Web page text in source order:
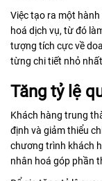
Việc tạo ra một
hoá dịch vụ, từ đó
tượng tích cực về
từng chi tiết nhỏ
Tăng tỷ lệ
Khách hàng trung
định và giảm thiểu
chương trình khách
nhân hoá góp phần